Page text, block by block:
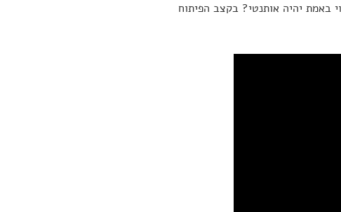
באמת יהיה אותנטי? בקצב הפיתוח